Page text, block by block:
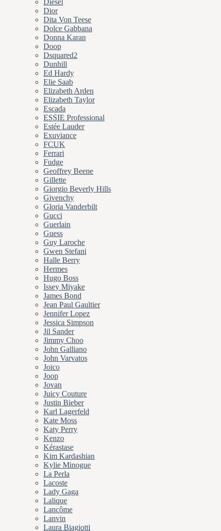
Diesel
Dior
Dita Von Teese
Dolce Gabbana
Donna Karan
Doop
Dsquared2
Dunhill
Ed Hardy
Elie Saab
Elizabeth Arden
Elizabeth Taylor
Escada
ESSIE Professional
Estée Lauder
Exuviance
FCUK
Ferrari
Fudge
Geoffrey Beene
Gillette
Giorgio Beverly Hills
Givenchy
Gloria Vanderbilt
Gucci
Guerlain
Guess
Guy Laroche
Gwen Stefani
Halle Berry
Hermes
Hugo Boss
Issey Miyake
James Bond
Jean Paul Gaultier
Jennifer Lopez
Jessica Simpson
Jil Sander
Jimmy Choo
John Galliano
John Varvatos
Joico
Joop
Jovan
Juicy Couture
Justin Bieber
Karl Lagerfeld
Kate Moss
Katy Perry
Kenzo
Kérastase
Kim Kardashian
Kylie Minogue
La Perla
Lacoste
Lady Gaga
Lalique
Lancôme
Lanvin
Laura Biagiotti